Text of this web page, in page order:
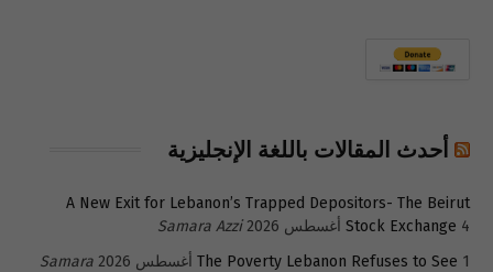
أحدث المقالات باللغة الإنجليزية
A New Exit for Lebanon’s Trapped Depositors- The Beirut
Stock Exchange 4 أغسطس 2026
Samara Azzi
The Poverty Lebanon Refuses to See 1 أغسطس 2026
Samara